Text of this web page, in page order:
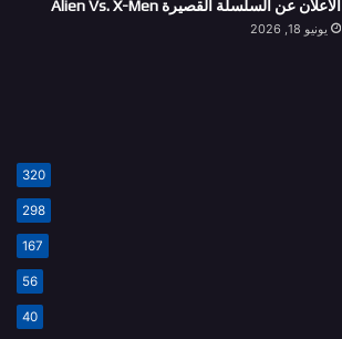
الاعلان عن السلسلة القصيرة Alien Vs. X-Men
يونيو 18, 2026
320
298
167
56
40